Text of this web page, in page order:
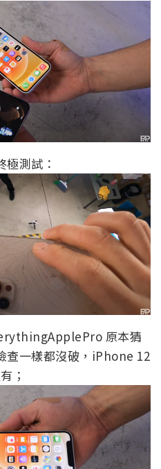
測試：
原本猜
查一樣都沒破，iPhone 12
；